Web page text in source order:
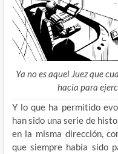
Ya no es aquel Juez que
hacia para
Y lo que ha permitido
han sido una serie de
en la misma dirección,
que siempre había sido